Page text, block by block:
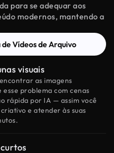
para se adequar aos
modernos, mantendo a
Vídeos de Arquivo
visuais
as imagens
problema com cenas
rápida por IA — assim você
e atender às suas